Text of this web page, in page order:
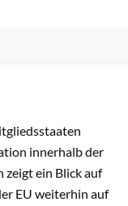
innerhalb der
zeigt ein Blick auf
EU weiterhin auf